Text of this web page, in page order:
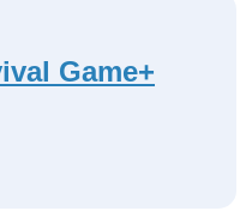
Game+